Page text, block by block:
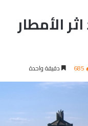
الأمطار
685 دقيقة واحدة